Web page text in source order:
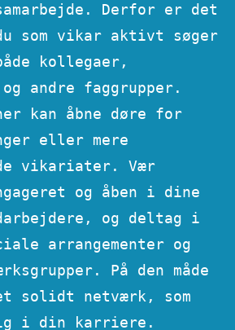
Derfor er det
som vikar aktivt søger
kollegaer,
andre faggrupper.
kan åbne døre for
eller mere
vikariater. Vær
og åben i dine
og deltag i
arrangementer og
På den måde
solidt netværk, som
i din karriere.